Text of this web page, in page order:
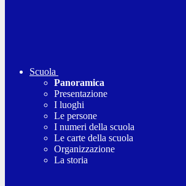
Scuola
Panoramica
Presentazione
I luoghi
Le persone
I numeri della scuola
Le carte della scuola
Organizzazione
La storia